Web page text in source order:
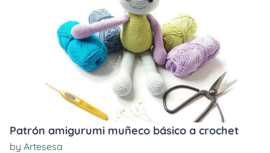
Patrón amigurumi muñeco básico a crochet
by Artesesa